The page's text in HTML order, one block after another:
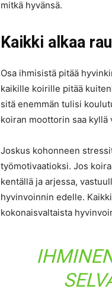
mitkä hyvänsä.
Kaikki alkaa
Osa ihmisistä pitää
kaikille koirille pitää
sitä enemmän tulisi
koiran moottorin saa
Joskus kohonneen
työmotivaatioksi. Jos
kentällä ja arjessa,
hyvinvoinnin edelle.
kokonaisvaltaista